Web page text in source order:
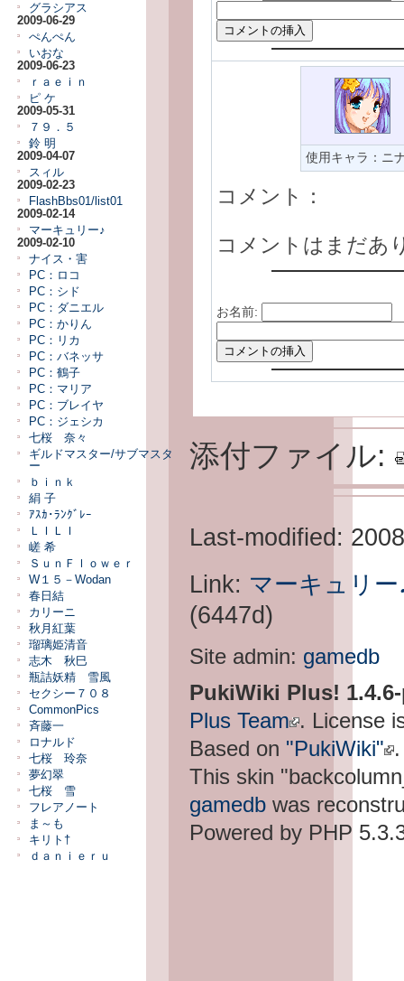
グラシアス
2009-06-29
ぺんぺん
いおな
2009-06-23
ｒａｅｉｎ
ピ ケ
2009-05-31
７９．５
鈴 明
2009-04-07
スィル
2009-02-23
FlashBbs01/list01
2009-02-14
マーキュリー♪
2009-02-10
ナイス・害
PC：ロコ
PC：シド
PC：ダニエル
PC：かりん
PC：リカ
PC：バネッサ
PC：鶴子
PC：マリア
PC：ブレイヤ
PC：ジェシカ
七桜 奈々
ギルドマスター/サブマスタ
ー
ｂｉｎｋ
絹 子
ｱｽｶ･ﾗﾝｸﾞﾚｰ
ＬＩＬＩ
嵯 希
ＳｕｎＦｌｏｗｅｒ
W１５－Wodan
春日結
カリーニ
秋月紅葉
瑠璃姫清音
志木 秋巳
瓶詰妖精 雪風
セクシー７０８
CommonPics
斉藤一
ロナルド
七桜 玲奈
夢幻翠
七桜 雪
フレアノート
ま～も
キリト†
ｄａｎｉｅｒｕ
使用キャラ：ニ
コメント：
コメントはまだあ
お名前:
添付ファイル:
Last-modified:
Link: マーキュリー
(6447d)
Site admin: gamedb
PukiWiki Plus!
Plus Team . License
Based on "PukiWiki" .
This skin
gamedb was
Powered by PHP